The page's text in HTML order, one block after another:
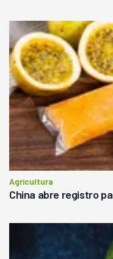
Agricultura
China abre registro